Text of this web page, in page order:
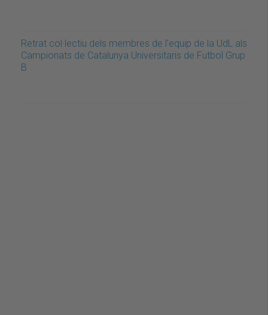
Retrat col·lectiu dels membres de l'equip de la UdL als
Campionats de Catalunya Universitaris de Futbol Grup
B